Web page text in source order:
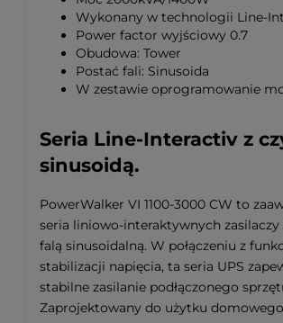
Wykonany w technologii Line-
Power factor wyjściowy 0.7
Obudowa: Tower
Postać fali: Sinusoida
W zestawie oprogramowanie
Seria Line-Interactiv z
sinusoidą.
PowerWalker VI 1100-3000 CW to
seria liniowo-interaktywnych zasilaczy
falą sinusoidalną. W połączeniu z
stabilizacji napięcia, ta seria UPS
stabilne zasilanie podłączonego
Zaprojektowany do użytku